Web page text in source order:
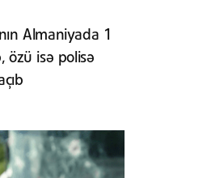
Almaniyada 1
özü isə polisə